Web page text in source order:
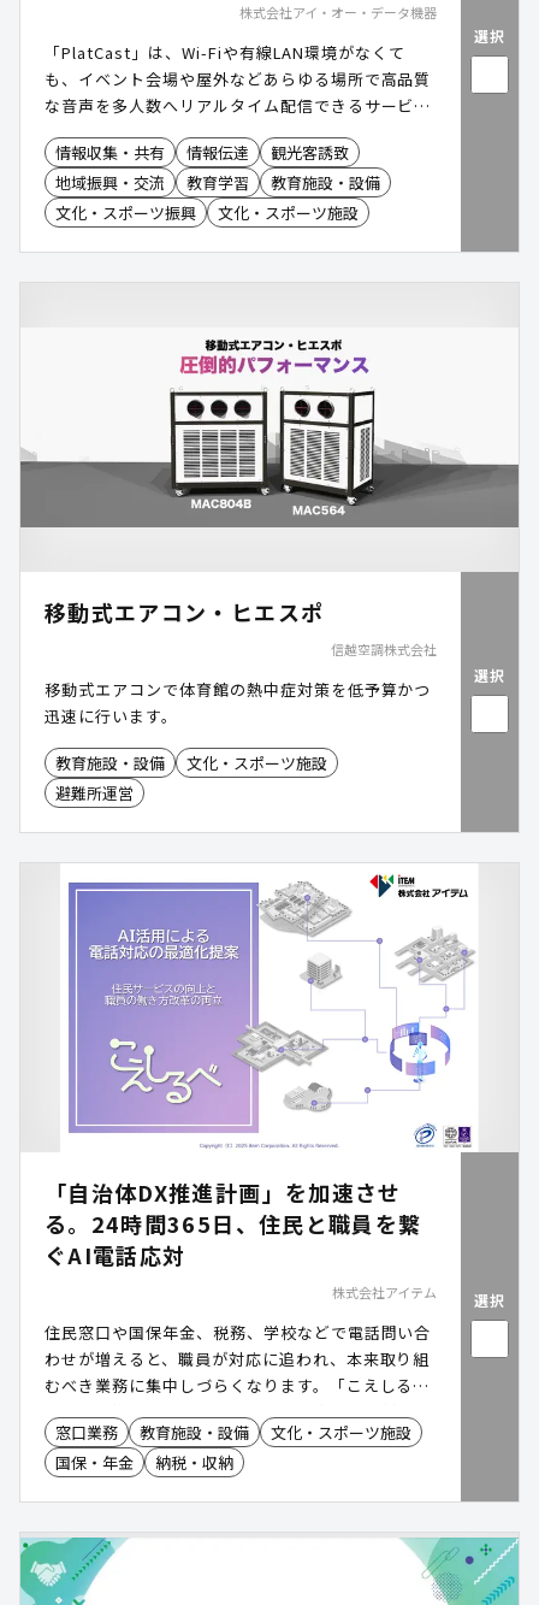
株式会社アイ・オー・データ機器
「PlatCast」は、Wi-Fiや有線LAN環境がなくて
も、イベント会場や屋外などあらゆる場所で高品質
な音声を多人数へリアルタイム配信できるサービス
です。アプリのインストール不要、URLリンクを通
じて簡単に聴取が可能で、展示会・博覧会・防災訓
練・ツアーガイドなど幅広い場面で活用されていま
す。
情報収集・共有 情報伝達
観光客誘致
地域振興・交流
教育学習
教育施設・設備
文化・スポーツ振興
文化・スポーツ施設
選択
移動式エアコン・ヒエスポ
信越空調株式会社
移動式エアコンで体育館の熱中症対策を低予算かつ
迅速に行います。
教育施設・設備
文化・スポーツ施設
避難所運営
選択
「自治体DX推進計画」を加速させ
る。24時間365日、住民と職員を繋
ぐAI電話応対
株式会社アイテム
住民窓口や国保年金、税務、学校などで電話問い合
わせが増えると、職員が対応に追われ、本来取り組
むべき業務に集中しづらくなります。「こえしる
べ」は、複雑化する住民からの問い合わせに対し、
AIボイスボットを活用した 電話DX で応対を自動化
します 。窓口業務の「 働き方改革 」を強力に推進
バイド対策 としても有効で、すべての住民が等しく
行政サービスにアクセスできる環境を構築します。
窓口業務 教育施設・設備
文化・スポーツ施設
国保・年金
納税・収納
選択